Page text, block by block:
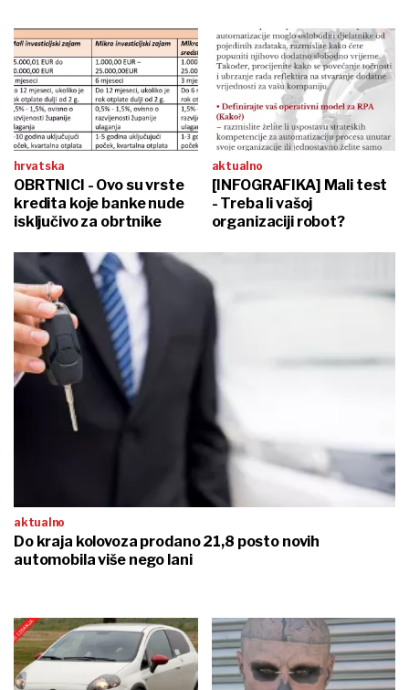
hrvatska
OBRTNICI - Ovo su vrste
kredita koje banke nude
isključivo za obrtnike
aktualno
[INFOGRAFIKA] Mali test
- Treba li vašoj
organizaciji robot?
aktualno
Do kraja kolovoza prodano 21,8 posto novih
automobila više nego lani